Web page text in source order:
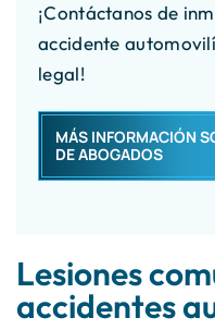
¡Contáctanos de
accidente
legal!
MÁS INFORMACIÓN
DE ABOGADOS
Lesiones
accidentes